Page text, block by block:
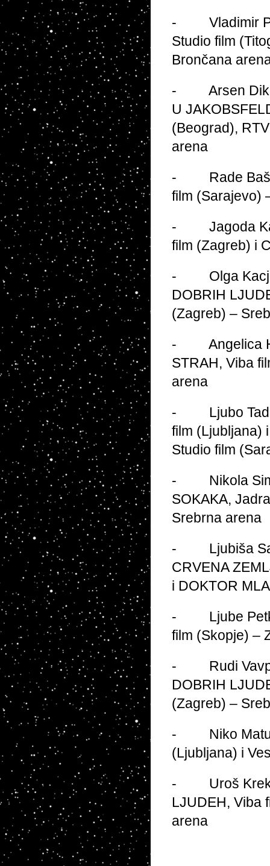
- Vladimir
Studio film
Brončana
- Arsen Diklić
U
(Beograd),
arena
- Rade Bašić
film (Sarajevo)
- Jagoda
film (Zagreb) i
- Olga Kacjan
DOBRIH
(Zagreb) –
- Angelica
STRAH, Viba
arena
- Ljubo Tadić
film (Ljubljana)
Studio film
- Nikola Simić
SOKAKA,
Srebrna arena
- Ljubiša
CRVENA
i DOKTOR
- Ljube
film (Skopje) –
- Rudi
DOBRIH
(Zagreb) –
- Niko Matul
(Ljubljana) i
- Uroš Krek
LJUDEH, Viba
arena